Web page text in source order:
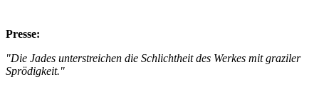
Presse:
"Die Jades unterstreichen die Schlichtheit des Werkes mit graziler
Sprödigkeit."